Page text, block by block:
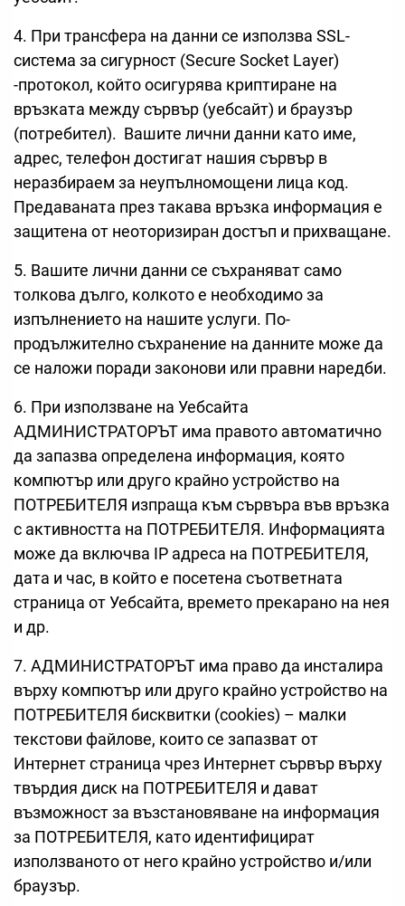
4. При трансфера на данни се използва SSL-
система за сигурност (Secure Socket Layer)
-протокол, който осигурява криптиране на
връзката между сървър (уебсайт) и браузър
(потребител). Вашите лични данни като име,
адрес, телефон достигат нашия сървър в
неразбираем за неупълномощени лица код.
Предаваната през такава връзка информация е
защитена от неоторизиран достъп и прихващане.
5. Вашите лични данни се съхраняват само
толкова дълго, колкото е необходимо за
изпълнението на нашите услуги. По-
продължително съхранение на данните може да
се наложи поради законови или правни наредби.
6. При използване на Уебсайта
АДМИНИСТРАТОРЪТ има правото автоматично
да запазва определена информация, която
компютър или друго крайно устройство на
ПОТРЕБИТЕЛЯ изпраща към сървъра във връзка
с активността на ПОТРЕБИТЕЛЯ. Информацията
може да включва IP адреса на ПОТРЕБИТЕЛЯ,
дата и час, в който е посетена съответната
страница от Уебсайта, времето прекарано на нея
и др.
7. АДМИНИСТРАТОРЪТ има право да инсталира
върху компютър или друго крайно устройство на
ПОТРЕБИТЕЛЯ бисквитки (cookies) – малки
текстови файлове, които се запазват от
Интернет страница чрез Интернет сървър върху
твърдия диск на ПОТРЕБИТЕЛЯ и дават
възможност за възстановяване на информация
за ПОТРЕБИТЕЛЯ, като идентифицират
използваното от него крайно устройство и/или
браузър.